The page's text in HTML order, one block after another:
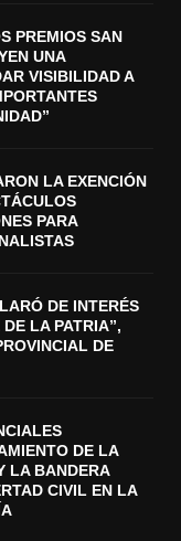
PREMIOS SAN
UNA
VISIBILIDAD A
LA EXENCIÓN
PARA
DE INTERÉS
LA PATRIA”,
DE
DE LA
LA BANDERA
CIVIL EN LA